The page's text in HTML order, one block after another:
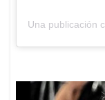
Una publicación